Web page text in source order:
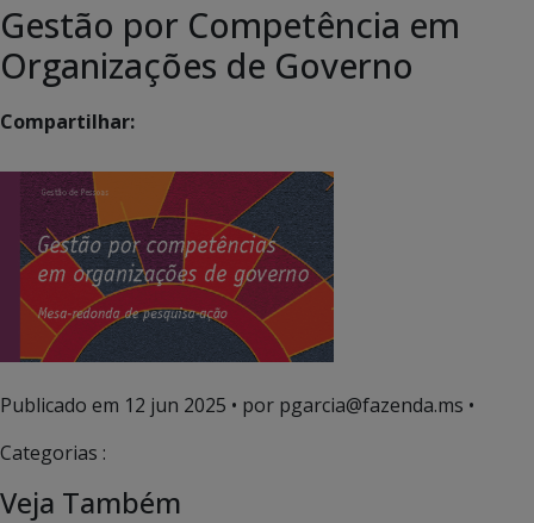
Gestão por Competência em
Organizações de Governo
Compartilhar:
Publicado em 12 jun 2025 • por pgarcia@fazenda.ms •
Categorias :
Veja Também